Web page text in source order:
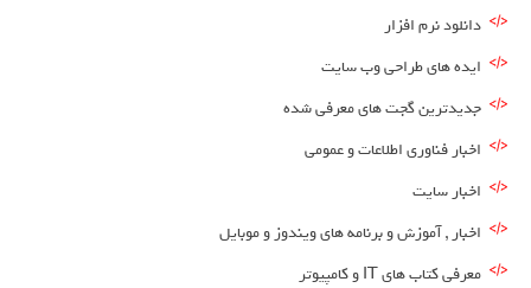
دانلود نرم افزار
ایده های طراحی وب سایت
جدیدترین گجت های معرفی شده
اخبار فناوری اطلاعات و عمومی
اخبار سایت
اخبار , آموزش و برنامه های ویندوز و موبایل
معرفی کتاب های IT و کامپیوتر